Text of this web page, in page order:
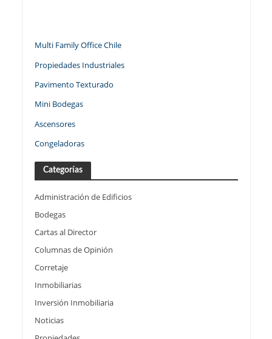
Multi Family Office Chile
Propiedades Industriales
Pavimento Texturado
Mini Bodegas
Ascensores
Congeladoras
Categorías
Administración de Edificios
Bodegas
Cartas al Director
Columnas de Opinión
Corretaje
Inmobiliarias
Inversión Inmobiliaria
Noticias